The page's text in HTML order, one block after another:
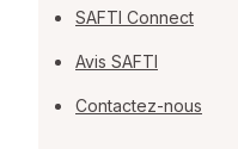
SAFTI Connect
Avis SAFTI
Contactez-nous